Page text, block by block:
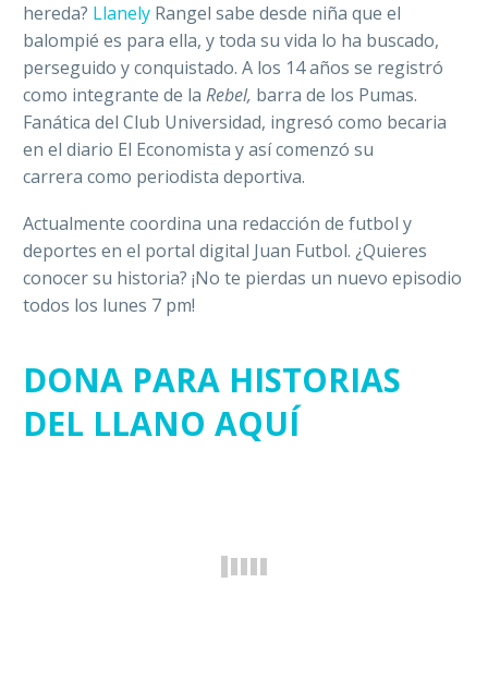
hereda? Llanely Rangel sabe desde niña que el
balompié es para ella, y toda su vida lo ha buscado,
perseguido y conquistado. A los 14 años se registró
como integrante de la Rebel, barra de los Pumas.
Fanática del Club Universidad, ingresó como becaria
en el diario El Economista y así comenzó su
carrera como periodista deportiva.
Actualmente coordina una redacción de futbol y
deportes en el portal digital Juan Futbol. ¿Quieres
conocer su historia? ¡No te pierdas un nuevo episodio
todos los lunes 7 pm!
DONA PARA HISTORIAS
DEL LLANO AQUÍ